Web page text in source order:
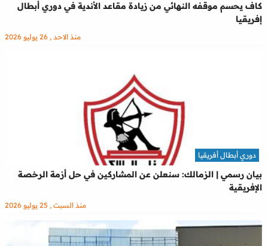
كاف يحسم موقفه النهائي من زيادة مقاعد الأندية في دوري أبطال
إفريقيا
منذ الاحد , 26 يوليو 2026
بيان رسمي | الزمالك: سنعلن عن المشاركين في حل أزمة الرخصة
الإفريقية
دوري أبطال أفريقيا
منذ السبت , 25 يوليو 2026